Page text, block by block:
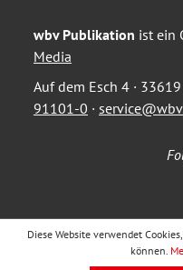
wbv Publikation ist ein
Media
Auf dem Esch 4 ·
91101-0 ·
Diese Website verwendet
können.